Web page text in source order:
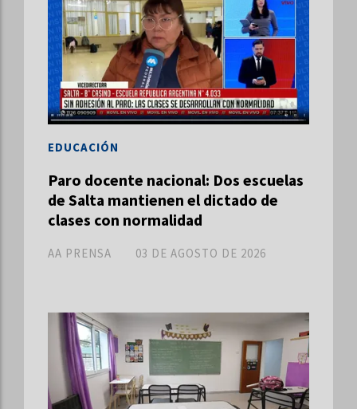
Paro docente nacional: Dos escuelas
de Salta mantienen el dictado de
clases con normalidad
AA PRENSA
EDUCACIÓN
03 DE AGOSTO DE 2026